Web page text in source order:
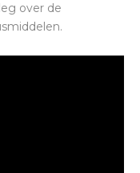
over de